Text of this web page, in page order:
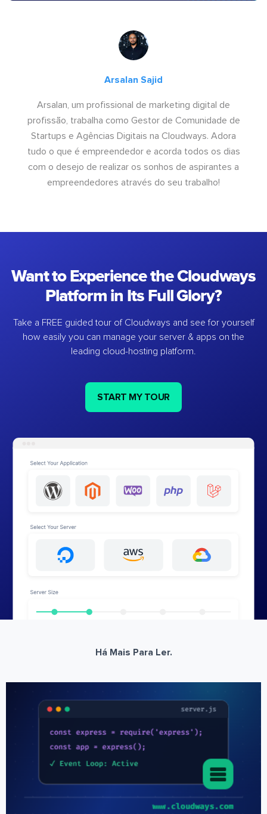
Arsalan Sajid
Arsalan, um profissional de marketing digital de
profissão, trabalha como Gestor de Comunidade de
Startups e Agências Digitais na Cloudways. Adora
tudo o que é empreendedor e acorda todos os dias
com o desejo de realizar os sonhos de aspirantes a
empreendedores através do seu trabalho!
Want to Experience the Cloudways
Platform in Its Full Glory?
Take a FREE guided tour of Cloudways and see for yourself
how easily you can manage your server & apps on the
leading cloud-hosting platform.
START MY TOUR
Há Mais Para Ler.